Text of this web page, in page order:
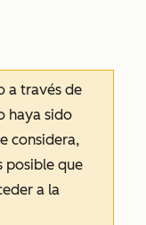
a través de
haya sido
considera,
posible que
a la